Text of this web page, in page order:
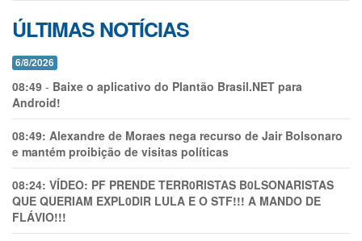
ÚLTIMAS NOTÍCIAS
6/8/2026
08:49 - Baixe o aplicativo do Plantão Brasil.NET para
Android!
08:49: Alexandre de Moraes nega recurso de Jair Bolsonaro
e mantém proibição de visitas políticas
08:24: VÍDEO: PF PRENDE TERR0RlSTAS B0LSONARlSTAS
QUE QUERIAM EXPL0DlR LULA E O STF!!! A MANDO DE
FLÁVIO!!!